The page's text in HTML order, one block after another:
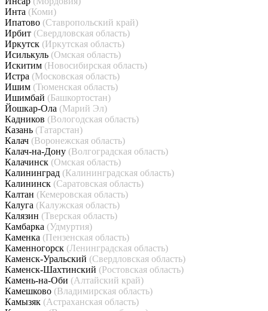
Инта (Коми)
Ипатово (Ставропольский край)
Ирбит (Свердловская область)
Иркутск (Иркутская область)
Исилькуль (Омская область)
Искитим (Новосибирская область)
Истра (Московская область)
Ишим (Тюменская область)
Ишимбай (Башкортостан)
Йошкар-Ола (Марий Эл)
Кадников (Вологодская область)
Казань (Татарстан)
Калач (Воронежская область)
Калач-на-Дону (Волгоградская область)
Калачинск (Омская область)
Калининград (Калининградская область)
Калининск (Саратовская область)
Калтан (Кемеровская область)
Калуга (Калужская область)
Калязин (Тверская область)
Камбарка (Удмуртия)
Каменка (Пензенская область)
Каменногорск (Ленинградская область)
Каменск-Уральский (Свердловская область)
Каменск-Шахтинский (Ростовская область)
Камень-на-Оби (Алтайский край)
Камешково (Владимирская область)
Камызяк (Астраханская область)